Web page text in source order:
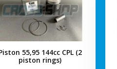
55,95 144cc CPL (2
piston rings)